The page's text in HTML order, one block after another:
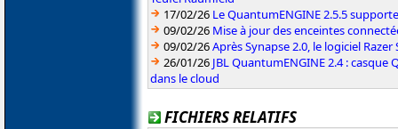
17/02/26 Le QuantumENGINE 2.5.5
09/02/26 Mise à jour des enceintes
09/02/26Après Synapse 2.0, le logiciel
26/01/26 JBL QuantumENGINE 2.4 :
dans le cloud
FICHIERS RELATIFS